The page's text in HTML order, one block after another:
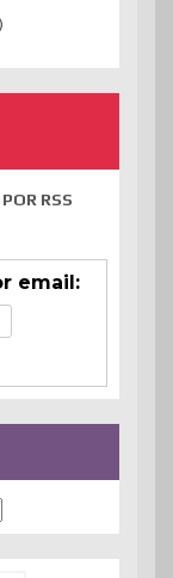
RSS
email: